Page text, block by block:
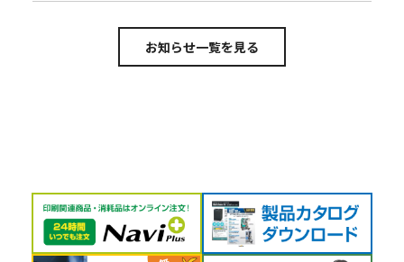
お知らせ一覧を見る